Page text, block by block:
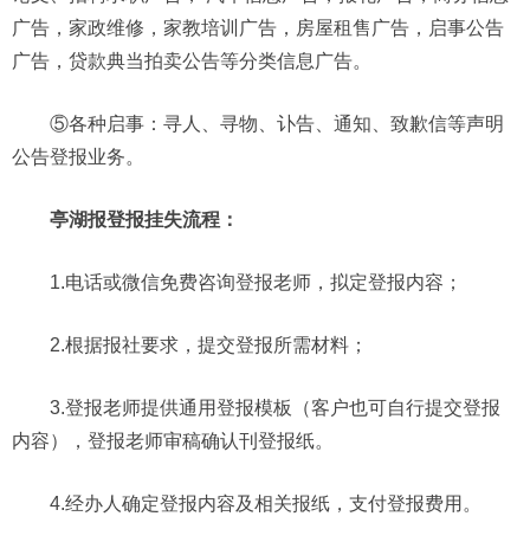
广告，家政维修，家教培训广告，房屋租售广告，启事公告
广告，贷款典当拍卖公告等分类信息广告。
⑤各种启事：寻人、寻物、讣告、通知、致歉信等声明
公告登报业务。
亭湖报登报挂失流程：
1.电话或微信免费咨询登报老师，拟定登报内容；
2.根据报社要求，提交登报所需材料；
3.登报老师提供通用登报模板（客户也可自行提交登报
内容），登报老师审稿确认刊登报纸。
4.经办人确定登报内容及相关报纸，支付登报费用。